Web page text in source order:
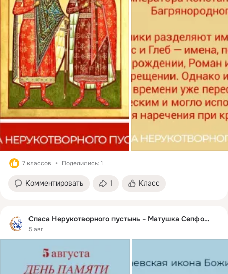
7 классов Поделились: 1
Комментировать 1 Класс
Спаса Нерукотворного пустынь - Матушка Сепфора
5 авг